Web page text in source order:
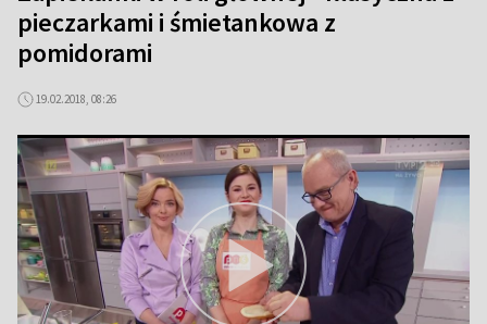
pieczarkami i śmietankowa z
pomidorami
19.02.2018, 08:26